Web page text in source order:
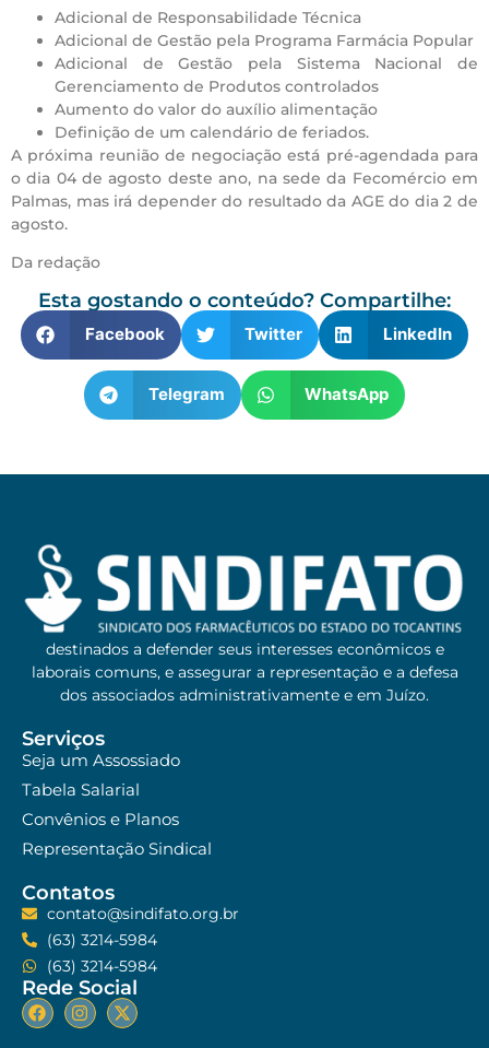
Adicional de Responsabilidade Técnica
Adicional de Gestão pela Programa Farmácia Popular
Adicional de Gestão pela Sistema Nacional de
Gerenciamento de Produtos controlados
Aumento do valor do auxílio alimentação
Definição de um calendário de feriados.
A próxima reunião de negociação está pré-agendada para
o dia 04 de agosto deste ano, na sede da Fecomércio em
Palmas, mas irá depender do resultado da AGE do dia 2 de
agosto.
Da redação
Esta gostando o conteúdo? Compartilhe:
Facebook Twitter LinkedIn
Telegram WhatsApp
destinados a defender seus interesses econômicos e
laborais comuns, e assegurar a representação e a defesa
dos associados administrativamente e em Juízo.
Serviços
Seja um Assossiado
Tabela Salarial
Convênios e Planos
Representação Sindical
Contatos
contato@sindifato.org.br
(63) 3214-5984
(63) 3214-5984
Rede Social